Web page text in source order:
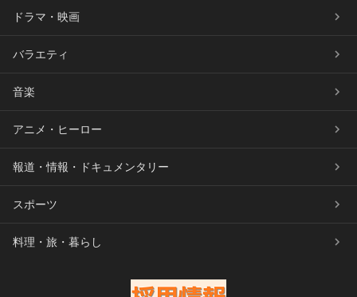
ドラマ・映画
バラエティ
音楽
アニメ・ヒーロー
報道・情報・ドキュメンタリー
スポーツ
料理・旅・暮らし